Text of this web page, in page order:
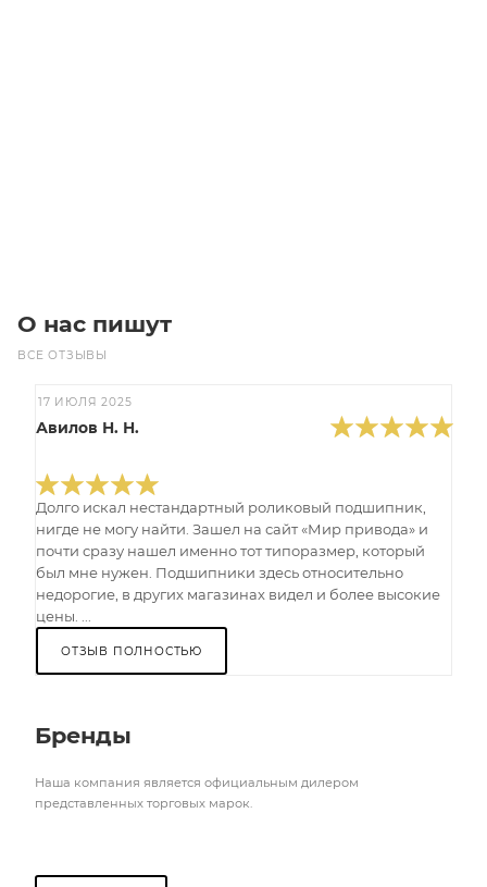
О нас пишут
ВСЕ ОТЗЫВЫ
17 ИЮЛЯ 2025
Авилов Н. Н.
Долго искал нестандартный роликовый подшипник,
нигде не могу найти. Зашел на сайт «Мир привода» и
почти сразу нашел именно тот типоразмер, который
был мне нужен. Подшипники здесь относительно
недорогие, в других магазинах видел и более высокие
цены. ...
ОТЗЫВ ПОЛНОСТЬЮ
Бренды
Наша компания является официальным дилером
представленных торговых марок.